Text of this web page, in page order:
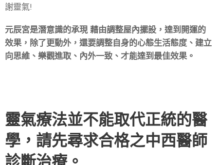
謝靈氣!
元辰宮是潛意識的承現 藉由調整屋內擺設，達到開運的
效果，除了更動外，還要調整自身的心態生活態度、建立
向思維、樂觀進取、內外一致、才能達到最佳效果。
靈氣療法並不能取代正統的醫
學，請先尋求合格之中西醫師
診斷治療。